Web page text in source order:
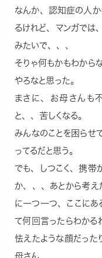
なんか、認知症の人か
るけれど、マンガでは
みたいで、、、
そりゃ何もかもわから
やろなと思った。
まさに、お母さんも
と、、苦しくなる。
みんなのことを困らせ
ってるだと思う。
でも、しつこく、携帯
か、、、あとから考え
に一つ一つ、ここにあ
て何回言ったらわかる
怯えたような顔だった
母さん